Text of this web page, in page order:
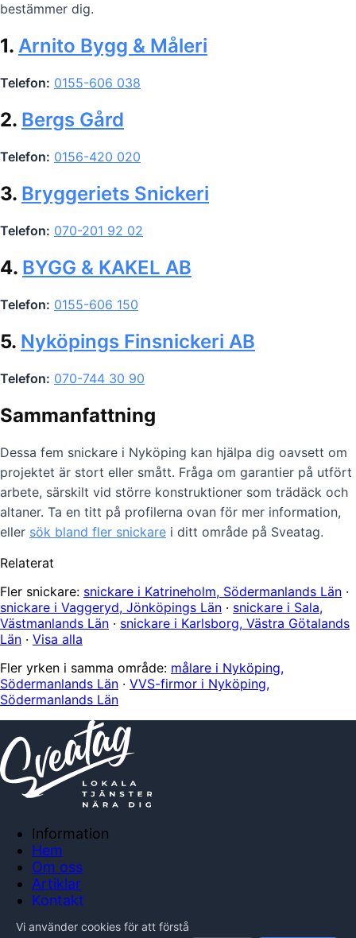
bestämmer dig.
1. Arnito Bygg & Måleri
Telefon: 0155-606 038
2. Bergs Gård
Telefon: 0156-420 020
3. Bryggeriets Snickeri
Telefon: 070-201 92 02
4. BYGG & KAKEL AB
Telefon: 0155-606 150
5. Nyköpings Finsnickeri AB
Telefon: 070-744 30 90
Sammanfattning
Dessa fem snickare i Nyköping kan hjälpa dig oavsett om
projektet är stort eller smått. Fråga om garantier på utfört
arbete, särskilt vid större konstruktioner som trädäck och
altaner. Ta en titt på profilerna ovan för mer information,
eller sök bland fler snickare i ditt område på Sveatag.
Relaterat
Fler snickare: snickare i Katrineholm, Södermanlands Län ·
snickare i Vaggeryd, Jönköpings Län · snickare i Sala,
Västmanlands Län · snickare i Karlsborg, Västra Götalands
Län · Visa alla
Fler yrken i samma område: målare i Nyköping,
Södermanlands Län · VVS-firmor i Nyköping,
Södermanlands Län
Information
Hem
Om oss
Artiklar
Kontakt
Integritetspolicy
Vi använder cookies för att förstå